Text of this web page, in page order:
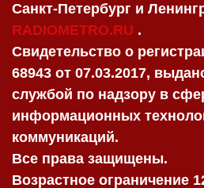
Санкт-Петербург и
RADIOMETRO.RU .
Свидетельство о
68943 от 07.03.2017,
службой по надзору в
информационных
коммуникаций.
Все права защищены.
Возрастное ограничение